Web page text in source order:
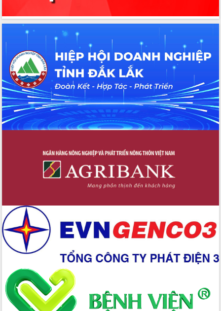
kinh tế từ 10% trở lên trong Quý
Đắk Lắk ký kết thỏa thuận hợp tác về
chuyển đổi số giai đoạn 2026 – 2030
với Tập đoàn Bưu chính Viễn thông
Việt Nam
Thứ trưởng Bộ Y tế làm việc với tỉnh
Đắk Lắk về phát triển nhân lực y tế
cho trạm y tế cấp xã
Du lịch Đắk Lắk nâng tầm trải nghiệm
du khách thông qua Hệ thống cơ sở dữ
liệu và Bản đồ số
Tập huấn ứng dụng trí tuệ nhân tạo (AI)
Đoàn đại biểu Quốc hội tỉnh Đắk Lắk
trao đổi thông tin trước Kỳ họp thứ
nhất, Quốc hội khóa XVI
Quyết liệt cải cách hành chính, khơi
Nâng cao hiệu lực, hiệu quả HĐND
tỉnh thông qua hiện đại hóa hành chính
Xã Ea Phê gắn cải cách hành chính với
chuyển đổi số
Phó Chủ tịch Thường trực UBND tỉnh
Hồ Thị Nguyên Thảo làm việc tại Trung
tâm Phục vụ hành chính công xã Ea
Phê
Xây dựng nền hành chính số đồng
hành cùng nông dân dân, doanh nghiệp